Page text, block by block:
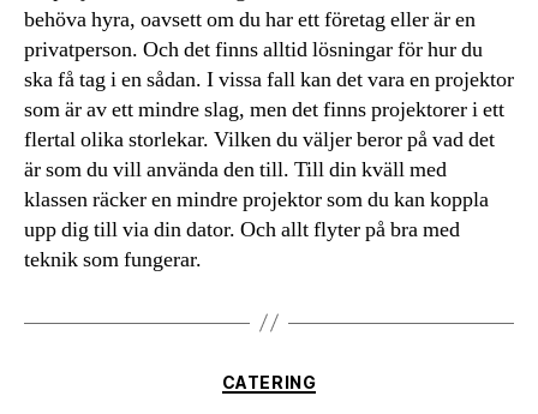
behöva hyra, oavsett om du har ett företag eller är en
privatperson. Och det finns alltid lösningar för hur du
ska få tag i en sådan. I vissa fall kan det vara en projektor
som är av ett mindre slag, men det finns projektorer i ett
flertal olika storlekar. Vilken du väljer beror på vad det
är som du vill använda den till. Till din kväll med
klassen räcker en mindre projektor som du kan koppla
upp dig till via din dator. Och allt flyter på bra med
teknik som fungerar.
Kategorier
CATERING